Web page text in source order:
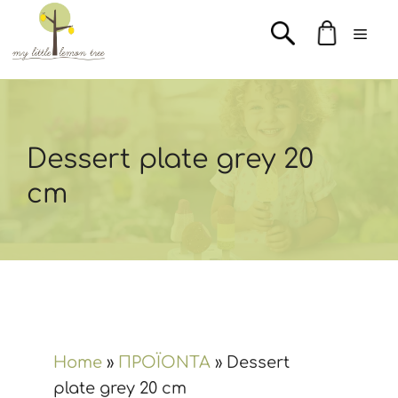
Μετάβαση
περιεχόμενο
Dessert plate grey 20
cm
Home » ΠΡΟΪΟΝΤΑ » Dessert
plate grey 20 cm